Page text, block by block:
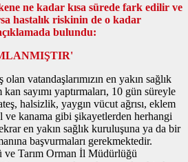
ne kadar kısa sürede fark edilir ve
hastalık riskinin de o kadar
bulundu:
vatandaşlarımızın en yakın sağlık
sayımı yaptırmaları, 10 gün süreyle
halsizlik, yaygın vücut ağrısı, eklem
ve kanama gibi şikayetlerden herhangi
en yakın sağlık kuruluşuna ya da bir
başvurmaları gerekmektedir.
Tarım Orman İl Müdürlüğü